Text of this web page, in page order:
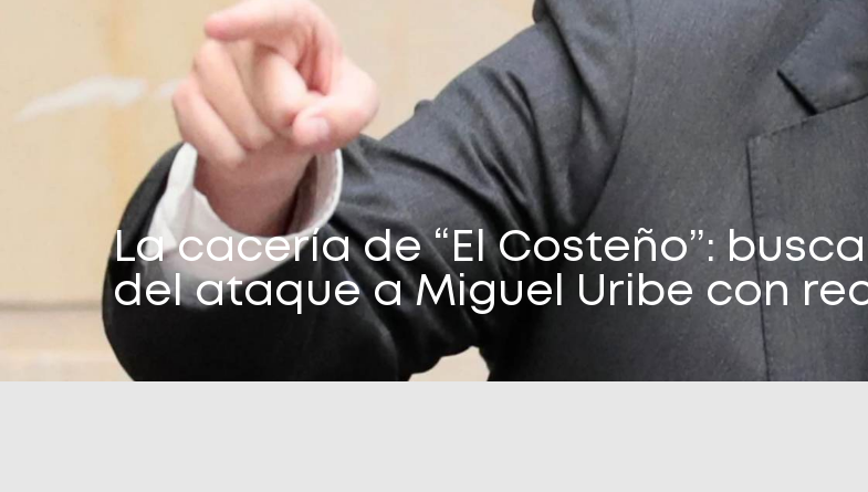
La cacería de “El Costeño”:
del ataque a Miguel Uribe con